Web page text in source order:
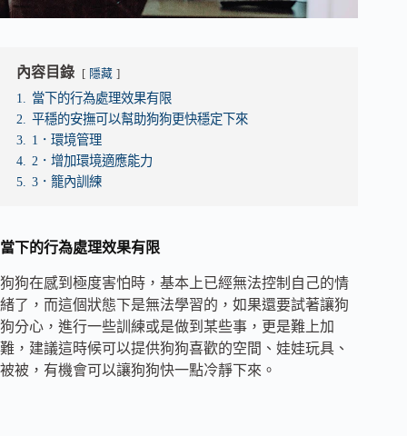
內容目錄 隱藏
1.
當下的行為處理效果有限
2.
平穩的安撫可以幫助狗狗更快穩定下來
3.
1．環境管理
4.
2．增加環境適應能力
5.
3．籠內訓練
當下的行為處理效果有限
狗狗在感到極度害怕時，基本上已經無法控制自己的情
緒了，而這個狀態下是無法學習的，如果還要試著讓狗
狗分心，進行一些訓練或是做到某些事，更是難上加
難，建議這時候可以提供狗狗喜歡的空間、娃娃玩具、
被被，有機會可以讓狗狗快一點冷靜下來。